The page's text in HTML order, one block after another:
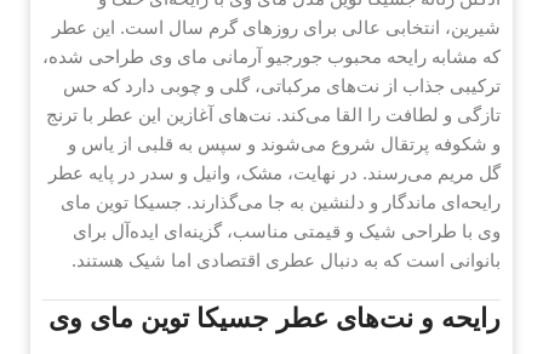
شیرین، انتخابی عالی برای روزهای گرم سال است. این عطر
که مشابه رایحه محبوب جورجیو آرمانی مای وی طراحی شده،
ترکیبی جذاب از نت‌های مرکباتی، گلی و چوبی دارد که حس
تازگی و لطافت را القا می‌کند. نت‌های آغازین این عطر با ترنج
و شکوفه پرتقال شروع می‌شوند و سپس به قلبی از یاس و
گل مریم می‌رسند. در نهایت، مشک، وانیل و سدر در پایه عطر
رایحه‌ای ماندگار و دلنشین به جا می‌گذارند. جسیکا توین مای
وی با طراحی شیک و قیمتی مناسب، گزینه‌ای ایده‌آل برای
بانوانی است که به دنبال عطری اقتصادی اما شیک هستند.
رایحه و نت‌های عطر جسیکا توین مای وی